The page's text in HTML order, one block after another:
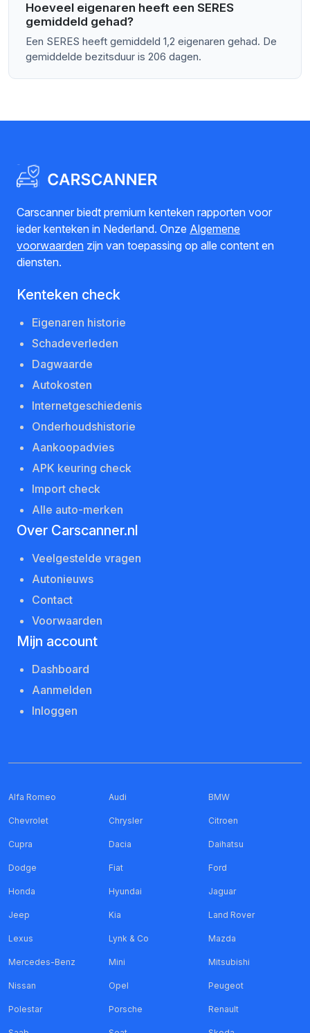
Hoeveel eigenaren heeft een SERES
gemiddeld gehad?
Een SERES heeft gemiddeld 1,2 eigenaren gehad. De
gemiddelde bezitsduur is 206 dagen.
Carscanner biedt premium kenteken rapporten voor
ieder kenteken in Nederland. Onze Algemene
voorwaarden zijn van toepassing op alle content en
diensten.
Kenteken check
Eigenaren historie
Schadeverleden
Dagwaarde
Autokosten
Internetgeschiedenis
Onderhoudshistorie
Aankoopadvies
APK keuring check
Import check
Alle auto-merken
Over Carscanner.nl
Veelgestelde vragen
Autonieuws
Contact
Voorwaarden
Mijn account
Dashboard
Aanmelden
Inloggen
Alfa Romeo Audi BMW
Chevrolet Chrysler Citroen
Cupra Dacia Daihatsu
Dodge Fiat Ford
Honda Hyundai Jaguar
Jeep Kia Land Rover
Lexus Lynk & Co Mazda
Mercedes-Benz Mini Mitsubishi
Nissan Opel Peugeot
Polestar Porsche Renault